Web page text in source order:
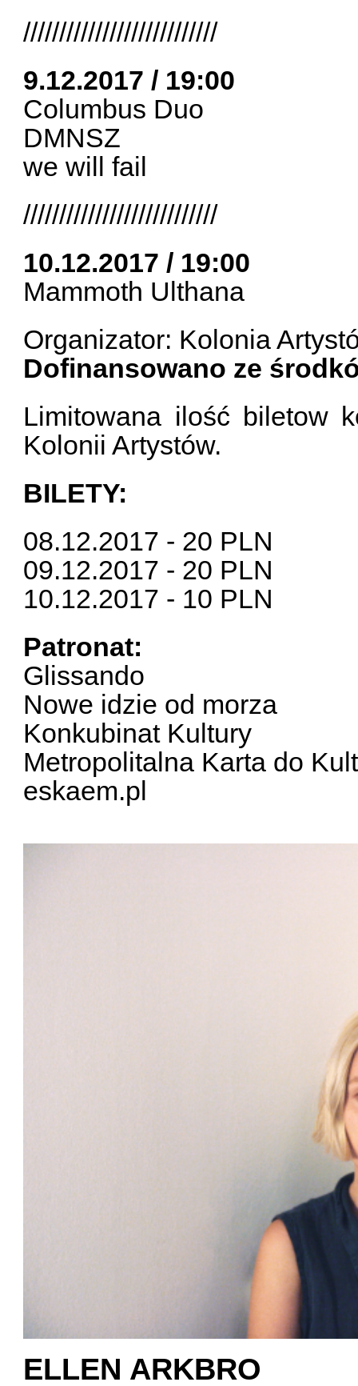
///////////////////////////
9.12.2017 / 19:00
Columbus Duo
DMNSZ
we will fail
///////////////////////////
10.12.2017 / 19:00
Mammoth Ulthana
Organizator: Kolonia
Dofinansowano ze
Limitowana ilość biletow
Kolonii Artystów.
BILETY:
08.12.2017 - 20 PLN
09.12.2017 - 20 PLN
10.12.2017 - 10 PLN
Patronat:
Glissando
Nowe idzie od morza
Konkubinat Kultury
Metropolitalna Karta do
eskaem.pl
ELLEN ARKBRO